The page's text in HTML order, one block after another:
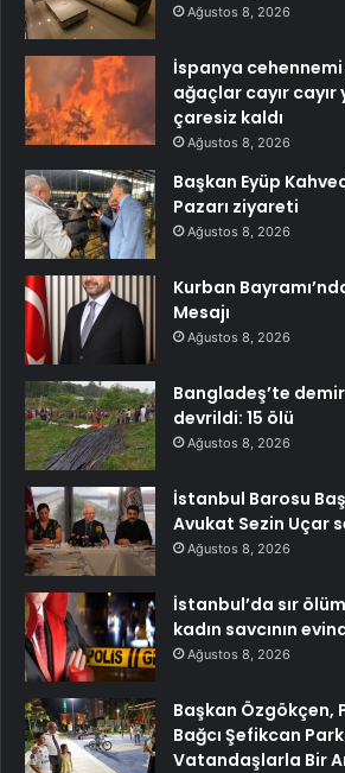
Ağustos 8, 2026
İspanya cehennemi
ağaçlar cayır cayır
çaresiz kaldı
Ağustos 8, 2026
Başkan Eyüp
Pazarı ziyareti
Ağustos 8, 2026
Kurban
Mesajı
Ağustos 8, 2026
Bangladeş’te
devrildi: 15 ölü
Ağustos 8, 2026
İstanbul Barosu
Avukat Sezin Uçar
Ağustos 8, 2026
İstanbul’da sır
kadın savcının
Ağustos 8, 2026
Başkan Özgökçen,
Bağcı Şefikcan
Vatandaşlarla Bir